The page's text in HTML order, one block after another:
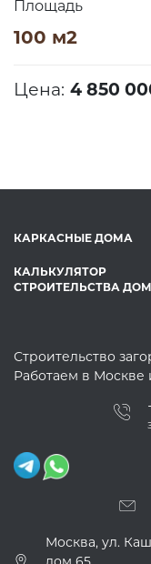
Площадь
100 м2
Цена: 4 850
КАРКАСНЫЕ ДОМА
КАЛЬКУЛЯТОР
СТРОИТЕЛЬСТВА
Строительство
Работаем в Москве
Москва, ул.